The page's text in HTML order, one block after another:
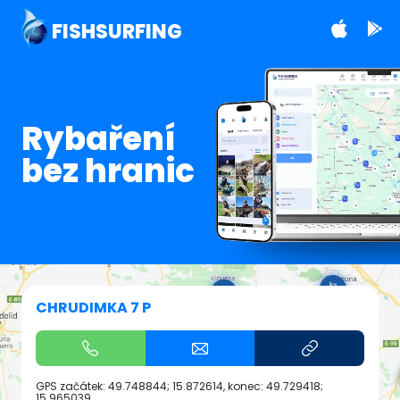
FISHSURFING
Rybaření
bez hranic
CHRUDIMKA 7 P
GPS začátek: 49.748844; 15.872614, konec: 49.729418;